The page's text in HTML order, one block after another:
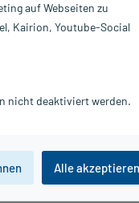
In den
19436415
Sunstar Deutschland
auf Webseiten zu
Kairion, Youtube-Social
nicht deaktiviert werden.
Alle akzeptieren